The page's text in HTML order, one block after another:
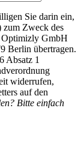
Sie darin ein,
zum Zweck des
Optimizly GmbH
Berlin übertragen.
Absatz 1
widerrufen,
auf den
Bitte einfach